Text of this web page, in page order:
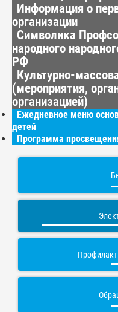
Информация о
организации
Символика
народного
РФ
Культурно-
(мероприятия,
организацией)
Ежедневное меню
детей
Программа